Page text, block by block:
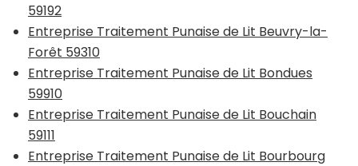
59192
Entreprise Traitement Punaise de Lit Beuvry-la-
Forêt 59310
Entreprise Traitement Punaise de Lit Bondues
59910
Entreprise Traitement Punaise de Lit Bouchain
59111
Entreprise Traitement Punaise de Lit Bourbourg